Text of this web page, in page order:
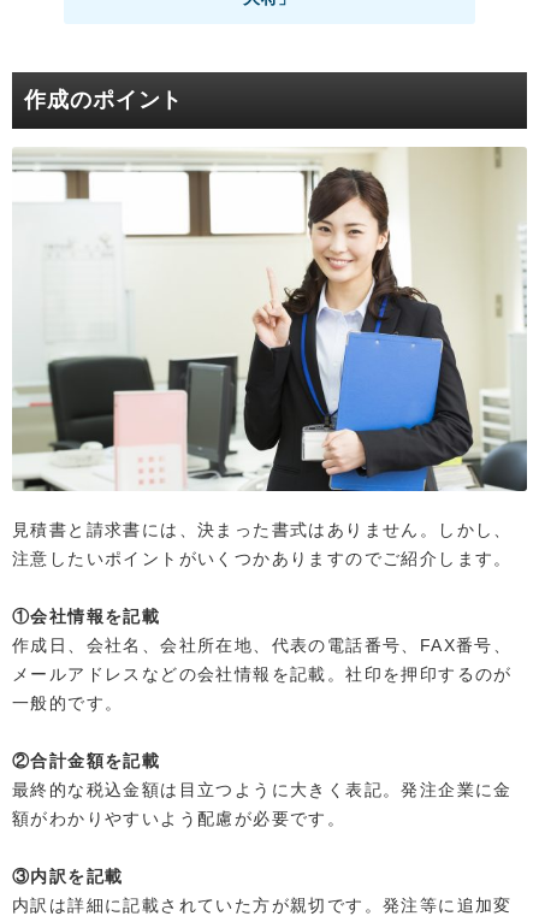
作成のポイント
見積書と請求書には、決まった書式はありません。しかし、
注意したいポイントがいくつかありますのでご紹介します。
①会社情報を記載
作成日、会社名、会社所在地、代表の電話番号、FAX番号、
メールアドレスなどの会社情報を記載。社印を押印するのが
一般的です。
②合計金額を記載
最終的な税込金額は目立つように大きく表記。発注企業に金
額がわかりやすいよう配慮が必要です。
③内訳を記載
内訳は詳細に記載されていた方が親切です。発注等に追加変